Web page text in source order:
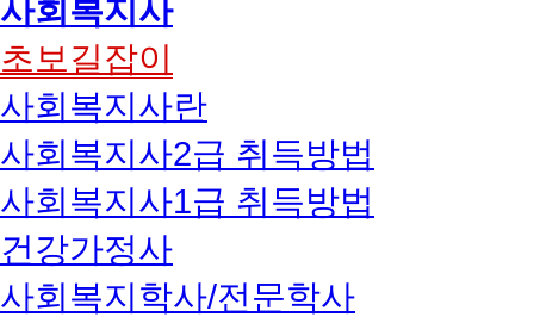
사회복지사
초보길잡이
사회복지사란
사회복지사2급 취득방법
사회복지사1급 취득방법
건강가정사
사회복지학사/전문학사